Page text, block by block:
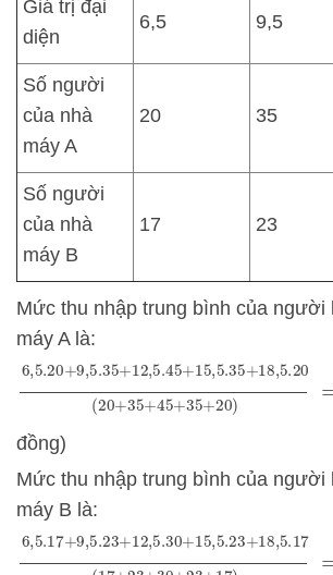
Giá trị đại
diện
6,5 9,5
Số người
của nhà
máy A
20 35
Số người
của nhà
máy B
17 23
Mức thu nhập trung bình của người
máy A là:
6,5.20+9,5.35+12,5.45+15,5.35
đồng)
Mức thu nhập trung bình của người
máy B là:
6,5.17+9,5.23+12,5.30+15,5.23